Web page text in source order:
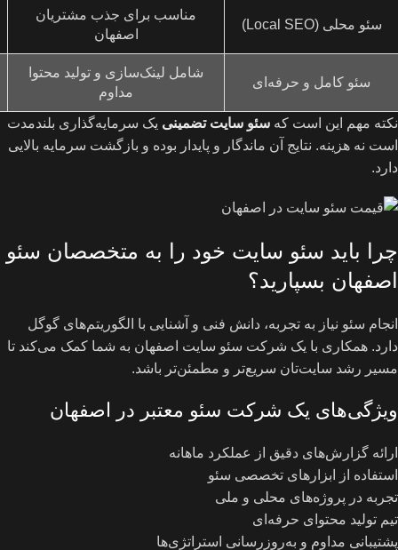
سئو محلی (Local SEO)
مناسب برای جذب مشتریان
اصفهان
سئو کامل و حرفه‌ای
شامل لینک‌سازی و تولید محتوا
مداوم
نکته مهم این است که سئو سایت تضمینی یک سرمایه‌گذاری بلندمدت
است نه هزینه. نتایج آن ماندگار و پایدار بوده و بازگشت سرمایه بالایی
دارد.
چرا باید سئو سایت خود را به متخصصان سئو
اصفهان بسپارید؟
انجام سئو نیاز به تجربه، دانش فنی و آشنایی با الگوریتم‌های گوگل
دارد. همکاری با یک شرکت سئو سایت اصفهان به شما کمک می‌کند تا
مسیر رشد سایت‌تان سریع‌تر و مطمئن‌تر باشد.
ویژگی‌های یک شرکت سئو معتبر در اصفهان
ارائه گزارش‌های دقیق از عملکرد ماهانه
استفاده از ابزارهای تخصصی سئو
تجربه در پروژه‌های محلی و ملی
تیم تولید محتوای حرفه‌ای
پشتیبانی مداوم و به‌روزرسانی استراتژی‌ها